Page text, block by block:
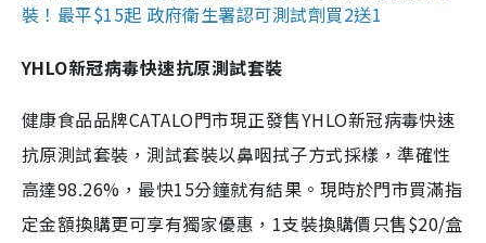
裝！最平$15起 政府衛生署認可測試劑買2送1
YHLO新冠病毒快速抗原測試套裝
健康食品品牌CATALO門市現正發售YHLO新冠病毒快速
抗原測試套裝，測試套裝以鼻咽拭子方式採樣，準確性
高達98.26%，最快15分鐘就有結果。現時於門市買滿指
定金額換購更可享有獨家優惠，1支裝換購價只售$20/盒